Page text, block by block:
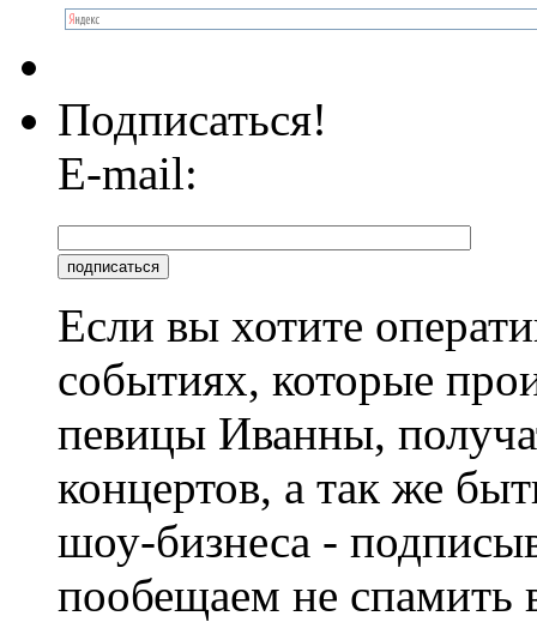
Подписаться!
E-mail:
Если вы хотите
событиях, которые
певицы Иванны,
концертов, а так же
шоу-бизнеса -
пообещаем не спамить